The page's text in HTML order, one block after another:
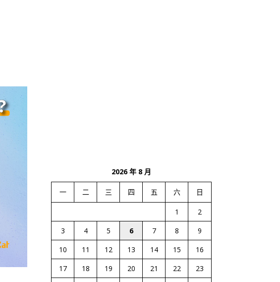
2026 年 8 月
一 二 三 四 五 六 日
1
2
3
4 5 6 7 8
9
10
11 12 13 14 15
16
17
18 19 20 21 22
23